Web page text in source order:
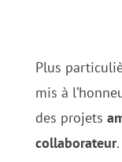
Plus
mis à
des projets
collaborateur.